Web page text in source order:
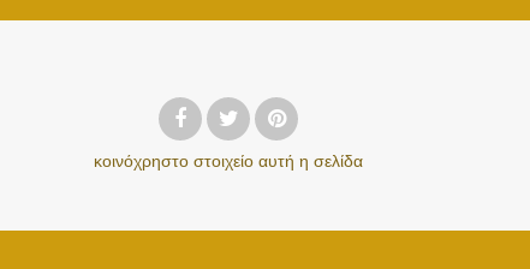
κοινόχρηστο στοιχείο αυτή η σελίδα